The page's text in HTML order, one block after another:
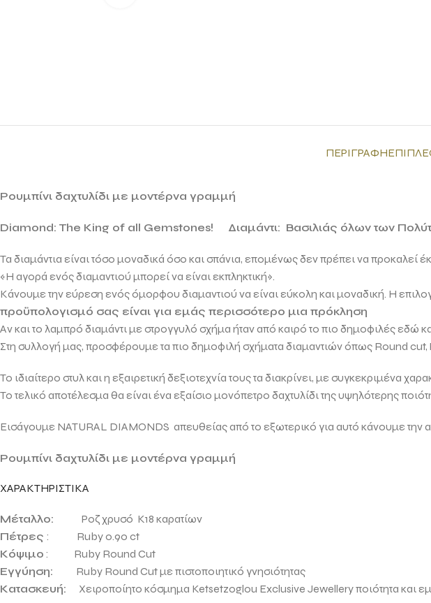
ΠΕΡΙΓΡΑΦΉ
Ρουμπίνι δαχτυλίδι με μοντέρνα γραμμή
Diamond: The King of all Gemstones! Διαμάντι: Βασιλιάς όλων των
Τα διαμάντια είναι τόσο μοναδικά όσο και σπάνια, επομένως δεν πρέπει να προκαλεί
«Η αγορά ενός διαμαντιού μπορεί να είναι εκπληκτική».
Κάνουμε την εύρεση ενός όμορφου διαμαντιού να είναι εύκολη και μοναδική. Η
προϋπολογισμό σας είναι για εμάς περισσότερο μια πρόκληση
Αν και το λαμπρό διαμάντι με στρογγυλό σχήμα ήταν από καιρό το πιο δημοφιλές εδώ
Στη συλλογή μας, προσφέρουμε τα πιο δημοφιλή σχήματα διαμαντιών όπως Round cut,
Το ιδιαίτερο στυλ και η εξαιρετική δεξιοτεχνία τους τα διακρίνει, με συγκεκριμένα
Το τελικό αποτέλεσμα θα είναι ένα εξαίσιο μονόπετρο δαχτυλίδι της υψηλότερης
Εισάγουμε NATURAL DIAMONDS απευθείας από το εξωτερικό για αυτό κάνουμε
Ρουμπίνι δαχτυλίδι με μοντέρνα γραμμή
ΧΑΡΑΚΤΗΡΙΣΤΙΚΑ
Μέταλλο: Ροζ χρυσό Κ18 καρατίων
Πέτρες : Ruby 0.90 ct
Κόψιμο : Ruby Round Cut
Εγγύηση: Ruby Round Cut με πιστοποιητικό γνησιότητας
Κατασκευή: Χειροποίητο κόσμημα Ketsetzoglou Exclusive Jewellery ποιότητα και